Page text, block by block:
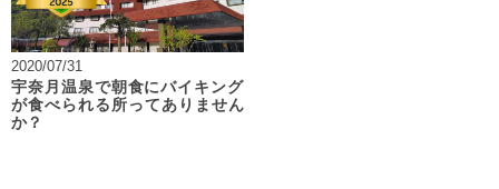
2020/07/31
宇奈月温泉で朝食にバイキング
が食べられる所ってありません
か？